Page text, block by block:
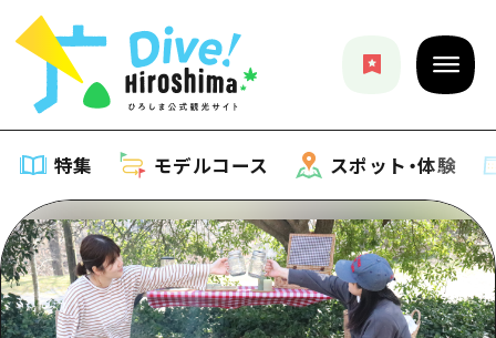
特集 モデルコース スポット・体験
特集
特集一覧
モデルコース